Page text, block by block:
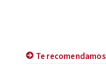
Te recomendamos